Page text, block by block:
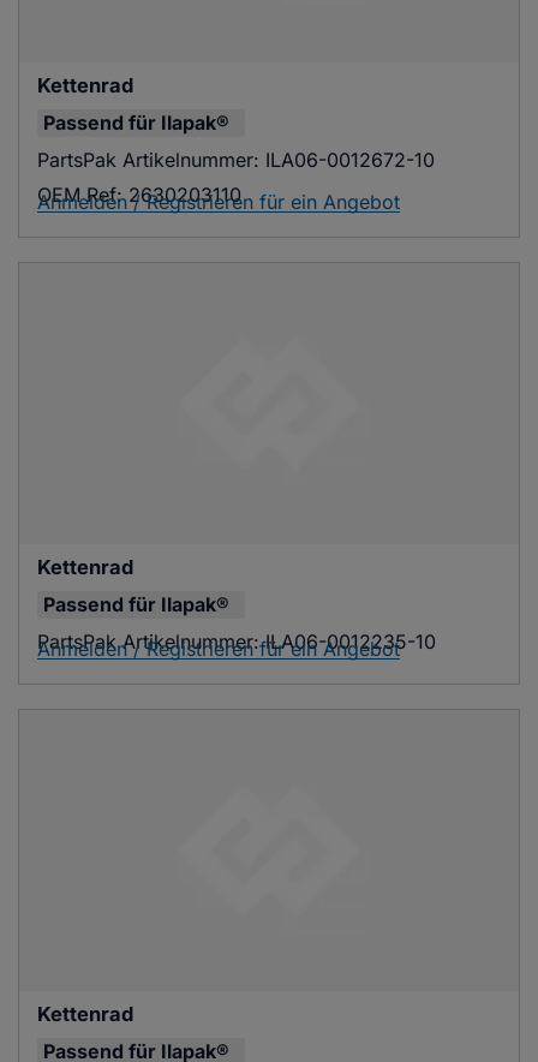
Kettenrad
Passend für Ilapak®
PartsPak Artikelnummer: ILA06-0012672-10
OEM Ref: 2630203110
Anmelden / Registrieren für ein Angebot
Kettenrad
Passend für Ilapak®
PartsPak Artikelnummer:ILA06-0012235-10
Anmelden / Registrieren für ein Angebot
Kettenrad
Passend für Ilapak®